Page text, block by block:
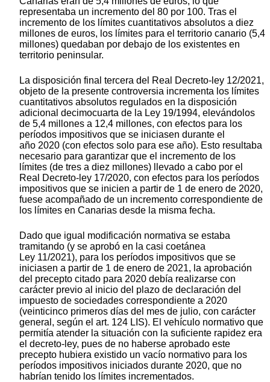
representaba un incremento del 80 por 100. Tras el
incremento de los límites cuantitativos absolutos a diez
millones de euros, los límites para el territorio canario (5,4
millones) quedaban por debajo de los existentes en
territorio peninsular.
La disposición final tercera del Real Decreto-ley 12/2021,
objeto de la presente controversia incrementa los límites
cuantitativos absolutos regulados en la disposición
adicional decimocuarta de la Ley 19/1994, elevándolos
de 5,4 millones a 12,4 millones, con efectos para los
períodos impositivos que se iniciasen durante el
año 2020 (con efectos solo para ese año). Esto resultaba
necesario para garantizar que el incremento de los
límites (de tres a diez millones) llevado a cabo por el
Real Decreto-ley 17/2020, con efectos para los períodos
impositivos que se inicien a partir de 1 de enero de 2020,
fuese acompañado de un incremento correspondiente de
los límites en Canarias desde la misma fecha.
Dado que igual modificación normativa se estaba
tramitando (y se aprobó en la casi coetánea
Ley 11/2021), para los períodos impositivos que se
iniciasen a partir de 1 de enero de 2021, la aprobación
del precepto citado para 2020 debía realizarse con
carácter previo al inicio del plazo de declaración del
impuesto de sociedades correspondiente a 2020
(veinticinco primeros días del mes de julio, con carácter
general, según el art. 124 LIS). El vehículo normativo que
permitía atender la situación con la suficiente rapidez era
el decreto-ley, pues de no haberse aprobado este
precepto hubiera existido un vacío normativo para los
períodos impositivos iniciados durante 2020, que no
habrían tenido los límites incrementados.